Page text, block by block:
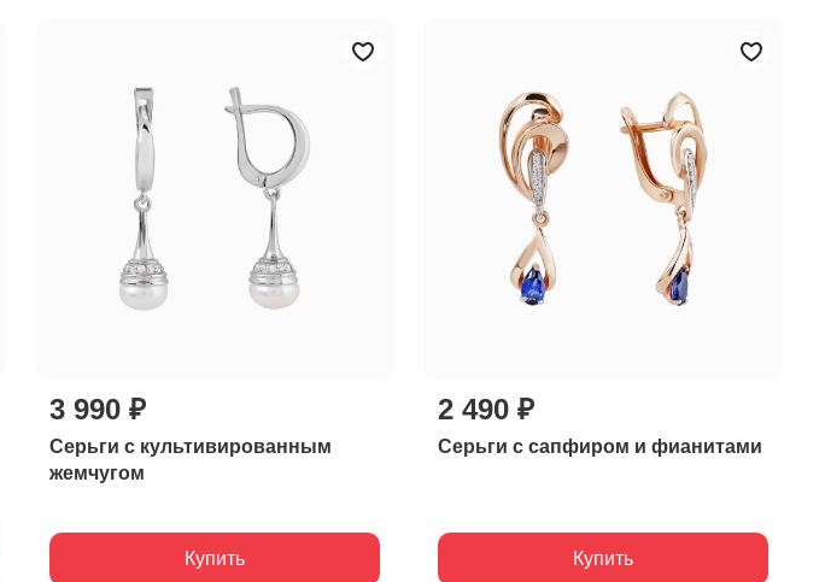
3 990 ₽
Серьги с культивированным
жемчугом
Купить
2 490 ₽
Серьги с сапфиром и фианитами
Купить